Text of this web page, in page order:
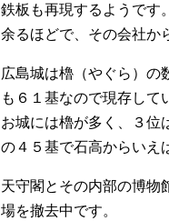
鉄板も再現するようです
余るほどで、その会社か
広島城は櫓（やぐら）の
も６１基なので現存して
お城には櫓が多く、３位
の４５基で石高からいえ
天守閣とその内部の博物
場を撤去中です。